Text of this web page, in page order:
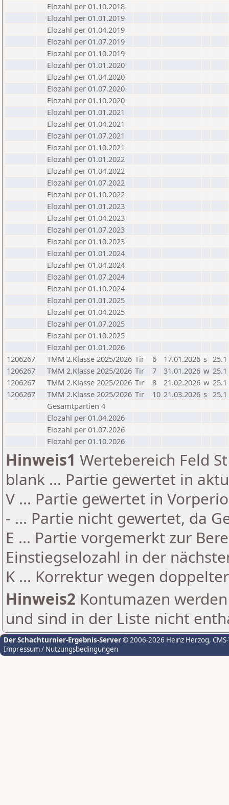
Elozahl per 01.10.2018
Elozahl per 01.01.2019
Elozahl per 01.04.2019
Elozahl per 01.07.2019
Elozahl per 01.10.2019
Elozahl per 01.01.2020
Elozahl per 01.04.2020
Elozahl per 01.07.2020
Elozahl per 01.10.2020
Elozahl per 01.01.2021
Elozahl per 01.04.2021
Elozahl per 01.07.2021
Elozahl per 01.10.2021
Elozahl per 01.01.2022
Elozahl per 01.04.2022
Elozahl per 01.07.2022
Elozahl per 01.10.2022
Elozahl per 01.01.2023
Elozahl per 01.04.2023
Elozahl per 01.07.2023
Elozahl per 01.10.2023
Elozahl per 01.01.2024
Elozahl per 01.04.2024
Elozahl per 01.07.2024
Elozahl per 01.10.2024
Elozahl per 01.01.2025
Elozahl per 01.04.2025
Elozahl per 01.07.2025
Elozahl per 01.10.2025
Elozahl per 01.01.2026
1206267
TMM 2.Klasse 2025/2026 Tir 6 17.01.2026 s 25.1
1206267
TMM 2.Klasse 2025/2026 Tir 7 31.01.2026 w 25.1
1206267
TMM 2.Klasse 2025/2026 Tir 8 21.02.2026 w 25.1
1206267
TMM 2.Klasse 2025/2026 Tir 10 21.03.2026 s 25.1
Gesamtpartien 4
Elozahl per 01.04.2026
Elozahl per 01.07.2026
Elozahl per 01.10.2026
Hinweis1 Wertebereich Feld
blank ... Partie gewertet in
V ... Partie gewertet in
- ... Partie nicht gewertet, da
E ... Partie vorgemerkt zur
Einstiegselozahl in der
K ... Korrektur wegen
Hinweis2 Kontumazen
und sind in der Liste nicht
Der Schachturnier-Ergebnis-Server© 2006-2026 Heinz Herzog,
Impressum / Nutzungsbedingungen